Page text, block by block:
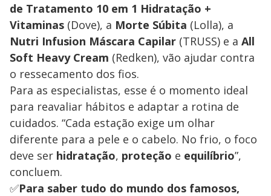
de Tratamento 10 em 1 Hidratação +
Vitaminas (Dove), a Morte Súbita (Lolla), a
Nutri Infusion Máscara Capilar (TRUSS) e a All
Soft Heavy Cream (Redken), vão ajudar contra
o ressecamento dos fios.
Para as especialistas, esse é o momento ideal
para reavaliar hábitos e adaptar a rotina de
cuidados. “Cada estação exige um olhar
diferente para a pele e o cabelo. No frio, o foco
deve ser hidratação, proteção e equilíbrio”,
concluem.
✅Para saber tudo do mundo dos famosos,